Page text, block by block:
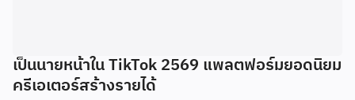
เป็นนายหน้าใน TikTok 2569 แพลตฟอร์มยอดนิยม
ครีเอเตอร์สร้างรายได้